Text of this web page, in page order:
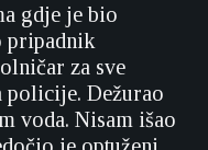
gdje je bio
pripadnik
za sve
policije. Dežurao
voda. Nisam išao